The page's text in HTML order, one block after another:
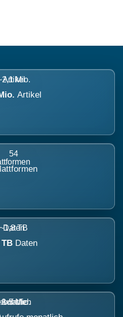
Artikel
Daten